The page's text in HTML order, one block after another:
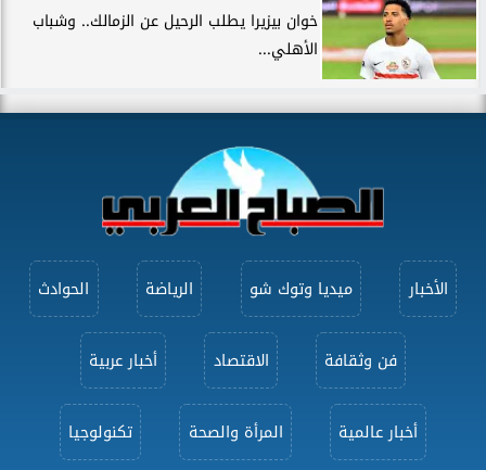
خوان بيزيرا يطلب الرحيل عن الزمالك.. وشباب
الأهلي...
الأخبار ميديا وتوك شو الرياضة الحوادث
فن وثقافة الاقتصاد أخبار عربية
أخبار عالمية المرأة والصحة تكنولوجيا